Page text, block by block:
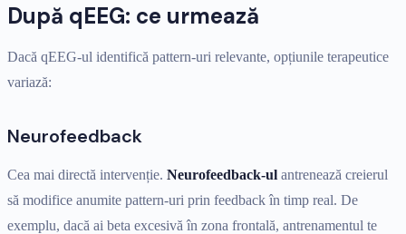
După qEEG: ce urmează
Dacă qEEG-ul identifică pattern-uri relevante, opțiunile terapeutice
variază:
Neurofeedback
Cea mai directă intervenție. Neurofeedback-ul antrenează creierul
să modifice anumite pattern-uri prin feedback în timp real. De
exemplu, dacă ai beta excesivă în zona frontală, antrenamentul te